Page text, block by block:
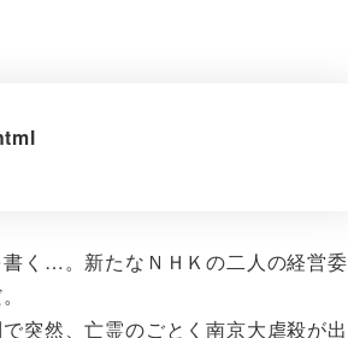
く…。新たなＮＨＫの二人の経営委
突然、亡霊のごとく南京大虐殺が出